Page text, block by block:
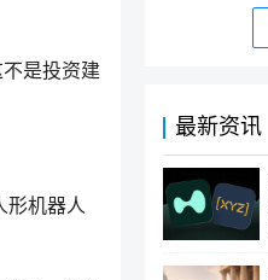
是投资建
形机器人
最新资讯